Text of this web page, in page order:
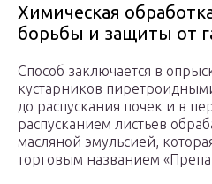
Химическая
борьбы и защиты от
Способ заключается в
кустарников
до распускания почек и в
распусканием листьев
масляной эмульсией,
торговым названием